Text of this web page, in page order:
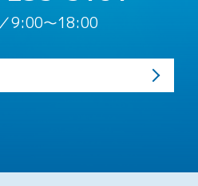
9:00〜18:00